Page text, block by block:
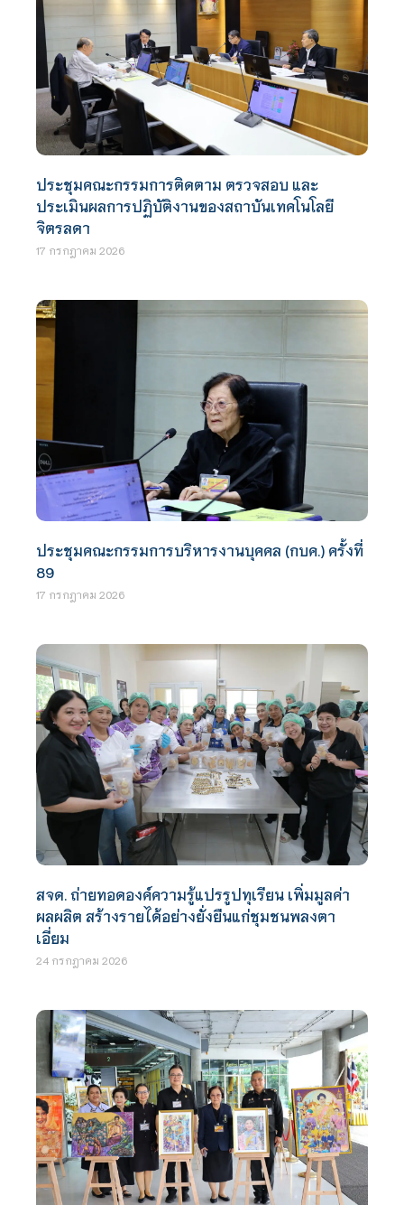
ประชุมคณะกรรมการติดตาม ตรวจสอบ และ
ประเมินผลการปฏิบัติงานของสถาบันเทคโนโลยี
จิตรลดา
17 กรกฎาคม 2026
ประชุมคณะกรรมการบริหารงานบุคคล (กบค.) ครั้งที่
89
17 กรกฎาคม 2026
สจด. ถ่ายทอดองค์ความรู้แปรรูปทุเรียน เพิ่มมูลค่า
ผลผลิต สร้างรายได้อย่างยั่งยืนแก่ชุมชนพลงตา
เอี่ยม
24 กรกฎาคม 2026